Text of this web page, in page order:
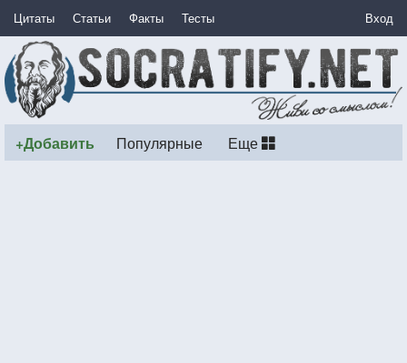
Цитаты Статьи Факты Тесты Вход
+Добавить Популярные Еще